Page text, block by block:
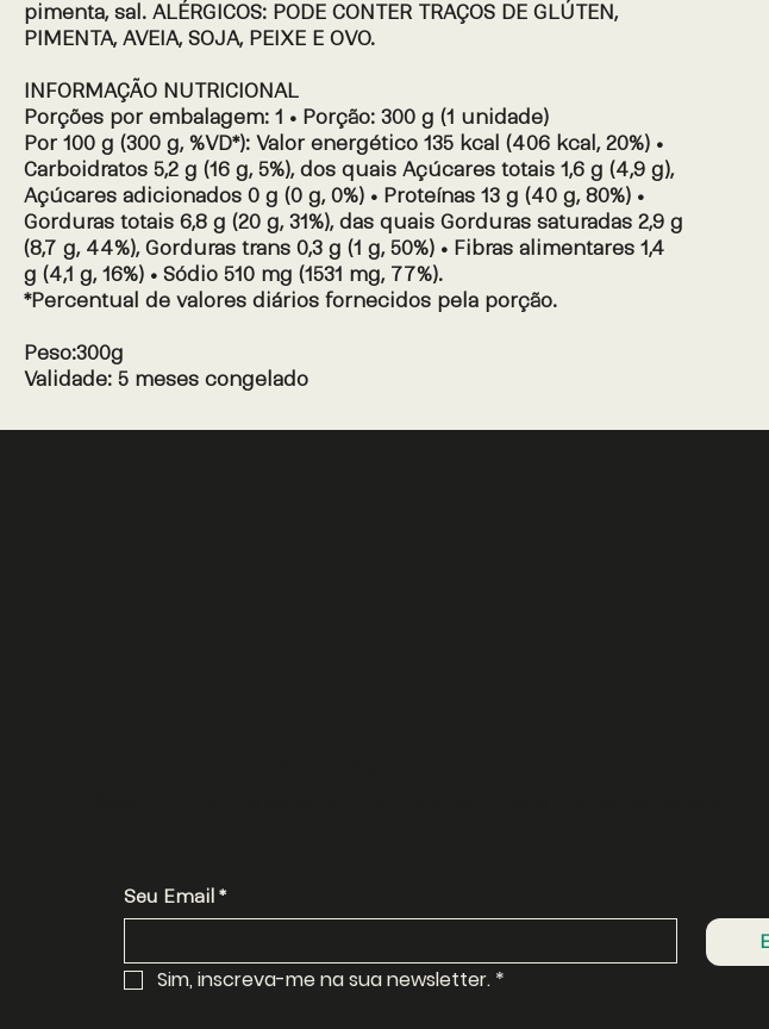
pimenta, sal. ALÉRGICOS: PODE CONTER TRAÇOS DE GLÚTEN,
PIMENTA, AVEIA, SOJA, PEIXE E OVO.
INFORMAÇÃO NUTRICIONAL
Porções por embalagem: 1 • Porção: 300 g (1 unidade)
Por 100 g (300 g, %VD*): Valor energético 135 kcal (406 kcal, 20%) •
Carboidratos 5,2 g (16 g, 5%), dos quais Açúcares totais 1,6 g (4,9 g),
Açúcares adicionados 0 g (0 g, 0%) • Proteínas 13 g (40 g, 80%) •
Gorduras totais 6,8 g (20 g, 31%), das quais Gorduras saturadas 2,9 g
(8,7 g, 44%), Gorduras trans 0,3 g (1 g, 50%) • Fibras alimentares 1,4
g (4,1 g, 16%) • Sódio 510 mg (1531 mg, 77%).
*Percentual de valores diários fornecidos pela porção.
Peso:300g
Validade: 5 meses congelado
Seu Email *
Sim, inscreva-me na sua newsletter. *